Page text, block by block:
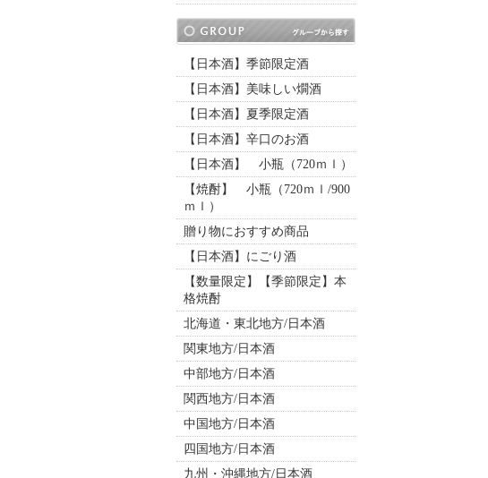
【日本酒】季節限定酒
【日本酒】美味しい燗酒
【日本酒】夏季限定酒
【日本酒】辛口のお酒
【日本酒】 小瓶（720ｍｌ）
【焼酎】 小瓶（720ｍｌ/900
ｍｌ）
贈り物におすすめ商品
【日本酒】にごり酒
【数量限定】【季節限定】本
格焼酎
北海道・東北地方/日本酒
関東地方/日本酒
中部地方/日本酒
関西地方/日本酒
中国地方/日本酒
四国地方/日本酒
九州・沖縄地方/日本酒